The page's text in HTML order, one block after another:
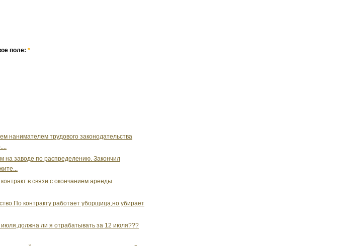
поле: *
нанимателем трудового законодательства
на заводе по распределению. Закончил
в связи с окончанием аренды
контракту работает уборщица,но убирает
ли я отрабатывать за 12 июля???